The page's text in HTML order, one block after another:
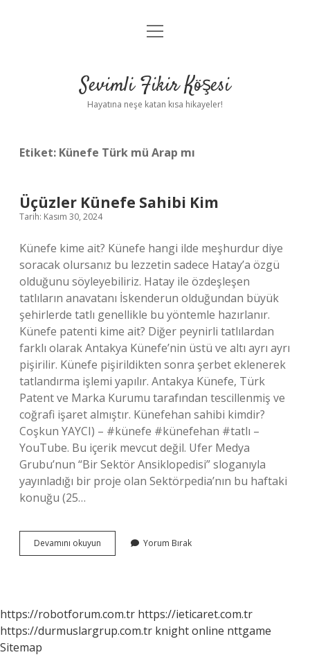
Anasayfa
Yasal Uyarı
menüyü
Sevimli Fikir Köşesi
Hayatına neşe katan kısa hikayeler!
Etiket: Künefe Türk mü Arap mı
Üçüzler Künefe Sahibi Kim
Tarih: Kasım 30, 2024
Künefe kime ait? Künefe hangi ilde meşhurdur diye
soracak olursanız bu lezzetin sadece Hatay’a özgü
olduğunu söyleyebiliriz. Hatay ile özdeşleşen
tatlıların anavatanı İskenderun olduğundan büyük
şehirlerde tatlı genellikle bu yöntemle hazırlanır.
Künefe patenti kime ait? Diğer peynirli tatlılardan
farklı olarak Antakya Künefe’nin üstü ve altı ayrı ayrı
pişirilir. Künefe pişirildikten sonra şerbet eklenerek
tatlandırma işlemi yapılır. Antakya Künefe, Türk
Patent ve Marka Kurumu tarafından tescillenmiş ve
coğrafi işaret almıştır. Künefehan sahibi kimdir?
Coşkun YAYCI) – #künefe #künefehan #tatlı –
YouTube. Bu içerik mevcut değil. Ufer Medya
Grubu’nun “Bir Sektör Ansiklopedisi” sloganıyla
yayınladığı bir proje olan Sektörpedia’nın bu haftaki
konuğu (25…
Devamını okuyun
Künefe
Yorum Bırak
https://robotforum.com.tr https://ieticaret.com.tr
https://durmuslargrup.com.tr knight online nttgame
Sitemap